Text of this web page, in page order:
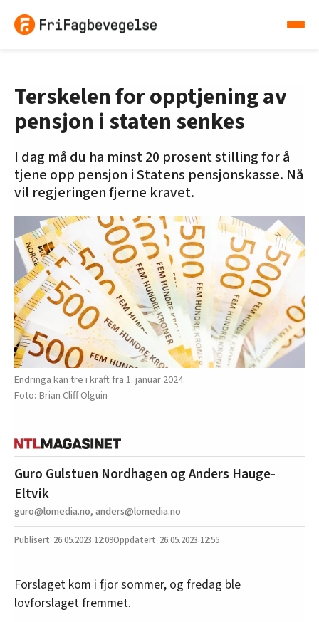
Terskelen for opptjening av
pensjon i staten senkes
I dag må du ha minst 20 prosent stilling for å
tjene opp pensjon i Statens pensjonskasse. Nå
vil regjeringen fjerne kravet.
Endringa kan tre i kraft fra 1. januar 2024.
Brian Cliff Olguin
Guro Gulstuen Nordhagen og Anders Hauge-
Eltvik
guro@lomedia.no, anders@lomedia.no
26.05.2023 12:09 26.05.2023 12:55
Forslaget kom i fjor sommer, og fredag ble
lovforslaget fremmet.